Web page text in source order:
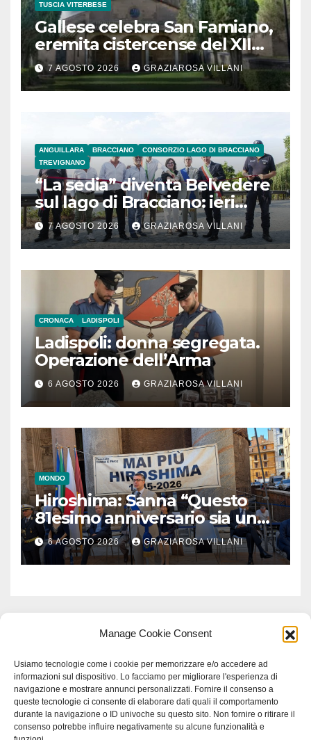
Manage Cookie Consent
Usiamo tecnologie come i cookie per memorizzare e/o accedere ad
informazioni sul dispositivo. Lo facciamo per migliorare l'esperienza di
navigazione e mostrare annunci personalizzati. Fornire il consenso a
queste tecnologie ci consente di elaborare dati quali il comportamento
durante la navigazione o ID univoche su questo sito. Non fornire o ritirare il
consenso potrebbe influire negativamente su alcune funzionalità e
TUSCIA VITERBESE
Gallese celebra San Famiano,
eremita cistercense del XII
secolo
7 AGOSTO 2026 GRAZIAROSA VILLANI
ANGUILLARA BRACCIANO
CONSORZIO LAGO DI BRACCIANO
TREVIGNANO
“La sedia” diventa Belvedere
sul lago di Bracciano: ieri
l’inaugurazione
7 AGOSTO 2026 GRAZIAROSA VILLANI
CRONACA LADISPOLI
Ladispoli: donna segregata.
Operazione dell’Arma
6 AGOSTO 2026 GRAZIAROSA VILLANI
MONDO
Hiroshima: Sanna “Questo
81esimo anniversario sia un
monito per tutti”
6 AGOSTO 2026 GRAZIAROSA VILLANI